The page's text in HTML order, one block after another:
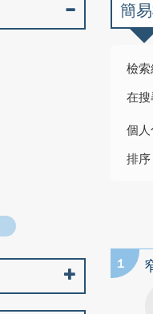
簡
檢
在
個
排序
1